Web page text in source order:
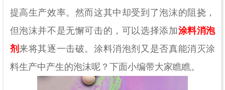
提高生产效率。然而这其中却受到了泡沫的阻挠，
但泡沫并不是无懈可击的，可以选择添加涂料消泡
剂来将其逐一击破。涂料消泡剂又是否真能消灭涂
料生产中产生的泡沫呢？下面小编带大家瞧瞧。